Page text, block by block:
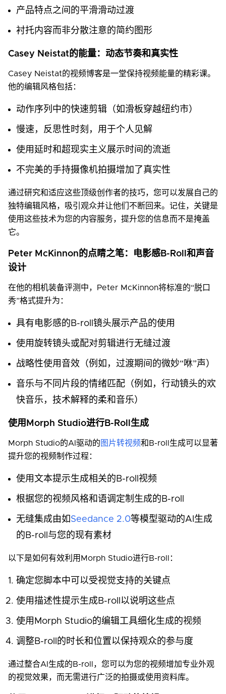
产品特点之间的平滑滑动过渡
衬托内容而非分散注意的简约图形
Casey Neistat的能量：动态节奏和真实性
Casey Neistat的视频博客是一堂保持视频能量的精彩课。
他的编辑风格包括：
动作序列中的快速剪辑（如滑板穿越纽约市）
慢速，反思性时刻，用于个人见解
使用延时和超现实主义展示时间的流逝
不完美的手持摄像机拍摄增加了真实性
通过研究和适应这些顶级创作者的技巧，您可以发展自己的
独特编辑风格，吸引观众并让他们不断回来。记住，关键是
使用这些技术为您的内容服务，提升您的信息而不是掩盖
它。
Peter McKinnon的点睛之笔：电影感B-Roll和声音
设计
在他的相机装备评测中，Peter McKinnon将标准的“脱口
秀”格式提升为：
具有电影感的B-roll镜头展示产品的使用
使用旋转镜头或配对剪辑进行无缝过渡
战略性使用音效（例如，过渡期间的微妙“咻”声）
音乐与不同片段的情绪匹配（例如，行动镜头的欢
快音乐，技术解释的柔和音乐）
使用Morph Studio进行B-Roll生成
Morph Studio的AI驱动的 图片转视频和B-roll生成可以显著
提升您的视频制作过程：
使用文本提示生成相关的B-roll视频
根据您的视频风格和语调定制生成的B-roll
无缝集成由如Seedance 2.0等模型驱动的AI生成
的B-roll与您的现有素材
以下是如何有效利用Morph Studio进行B-roll：
确定您脚本中可以受视觉支持的关键点
使用描述性提示生成B-roll以说明这些点
使用Morph Studio的编辑工具细化生成的视频
调整B-roll的时长和位置以保持观众的参与度
通过整合AI生成的B-roll，您可以为您的视频增加专业外观
的视觉效果，而无需进行广泛的拍摄或使用资料库。